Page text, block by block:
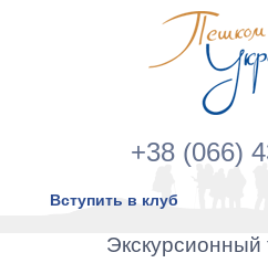
+38 (066)
Вступить в клуб
Экскурсионный